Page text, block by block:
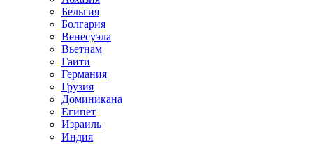
Бельгия
Болгария
Венесуэла
Вьетнам
Гаити
Германия
Грузия
Доминикана
Египет
Израиль
Индия